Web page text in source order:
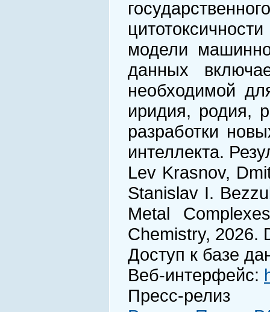
модели
данных
необходимой
иридия, родия,
разработки
интеллекта.
Lev Krasnov,
Stanislav I.
Metal
Chemistry, 2026.
Доступ к базе
Веб-интерфейс:
Пресс-